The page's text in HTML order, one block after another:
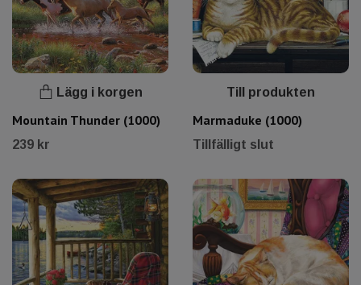
Lägg i korgen
Mountain Thunder (1000)
239 kr
Till produkten
Marmaduke (1000)
Tillfälligt slut